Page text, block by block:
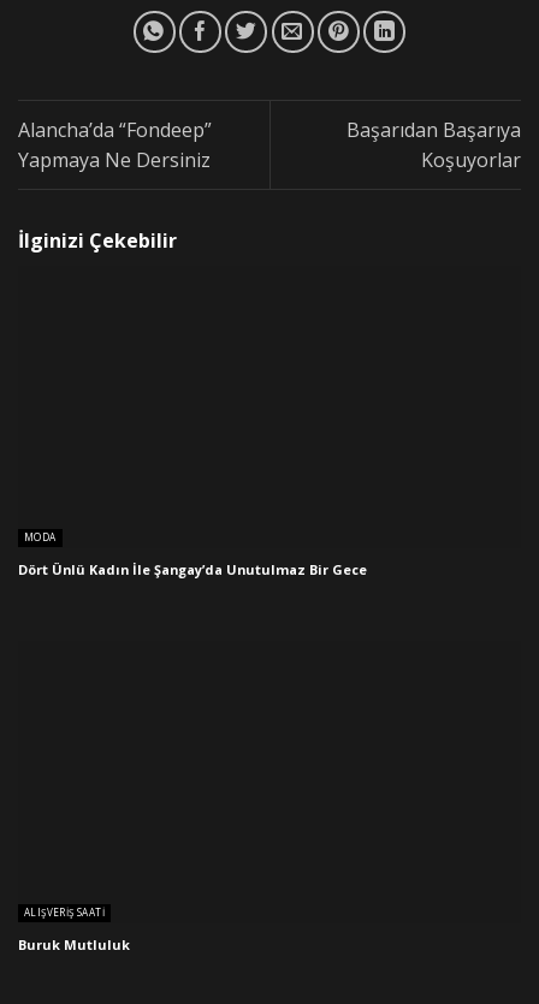
Alancha’da “Fondeep”
Yapmaya Ne Dersiniz
Başarıdan Başarıya
Koşuyorlar
İlginizi Çekebilir
MODA
Dört Ünlü Kadın İle Şangay’da Unutulmaz Bir Gece
ALIŞVERIŞ SAATI
Buruk Mutluluk